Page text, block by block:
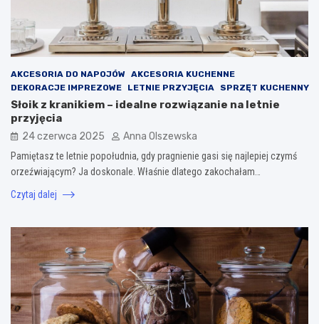
AKCESORIA DO NAPOJÓW AKCESORIA KUCHENNE
DEKORACJE IMPREZOWE
LETNIE PRZYJĘCIA SPRZĘT KUCHENNY
Słoik z kranikiem – idealne rozwiązanie na letnie
przyjęcia
24 czerwca 2025 Anna Olszewska
Pamiętasz te letnie popołudnia, gdy pragnienie gasi się najlepiej czymś
orzeźwiającym? Ja doskonale. Właśnie dlatego zakochałam…
Czytaj dalej